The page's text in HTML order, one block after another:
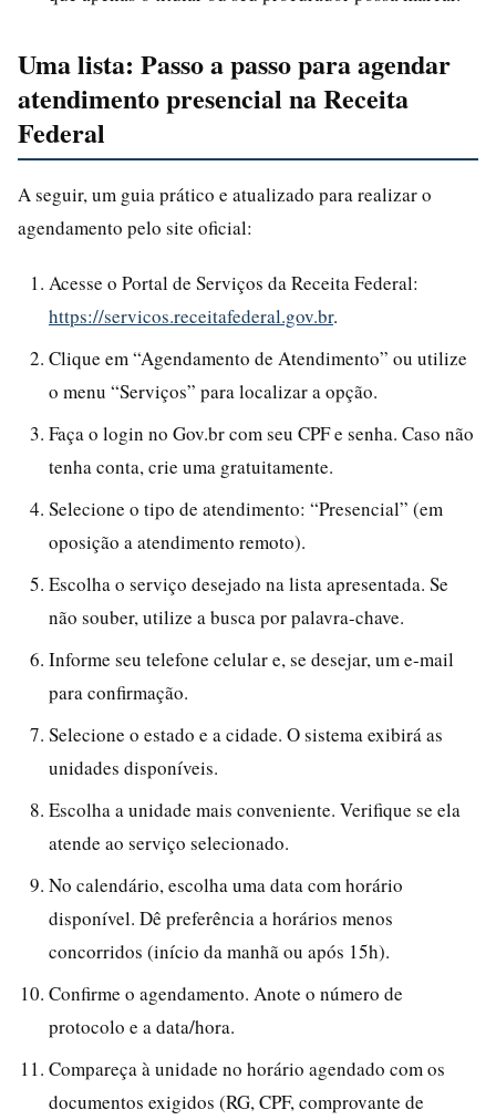
Uma lista: Passo a passo para agendar
atendimento presencial na Receita
Federal
A seguir, um guia prático e atualizado para realizar o
agendamento pelo site oficial:
Acesse o Portal de Serviços da Receita Federal:
https://servicos.receitafederal.gov.br.
Clique em “Agendamento de Atendimento” ou utilize
o menu “Serviços” para localizar a opção.
Faça o login no Gov.br com seu CPF e senha. Caso não
tenha conta, crie uma gratuitamente.
Selecione o tipo de atendimento: “Presencial” (em
oposição a atendimento remoto).
Escolha o serviço desejado na lista apresentada. Se
não souber, utilize a busca por palavra-chave.
Informe seu telefone celular e, se desejar, um e-mail
para confirmação.
Selecione o estado e a cidade. O sistema exibirá as
unidades disponíveis.
Escolha a unidade mais conveniente. Verifique se ela
atende ao serviço selecionado.
No calendário, escolha uma data com horário
disponível. Dê preferência a horários menos
concorridos (início da manhã ou após 15h).
Confirme o agendamento. Anote o número de
protocolo e a data/hora.
Compareça à unidade no horário agendado com os
documentos exigidos (RG, CPF, comprovante de